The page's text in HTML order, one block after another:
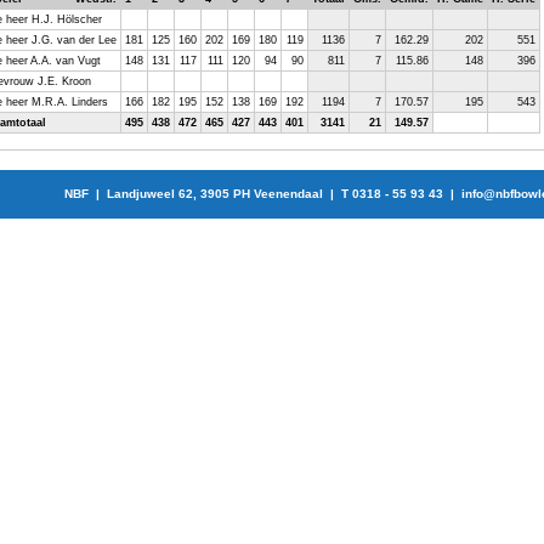
heer H.J. Hölscher
heer J.G. van der Lee
181 125 160 202 169 180 119 1136 7 162.29 202
551
heer A.A. van Vugt
148 131 117 111 120 94 90 811 7 115.86 148
396
J.E. Kroon
heer M.R.A. Linders
166 182 195 152 138 169 192 1194 7 170.57 195
543
495 438 472 465 427 443 401 3141 21 149.57
NBF | Landjuweel 62, 3905 PH Veenendaal | T 0318 - 55 93 43 |